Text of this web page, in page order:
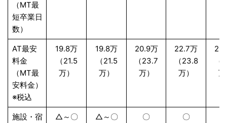
（MT最
短卒業日
数）
AT最安
料金
（MT最
安料金）
※税込
19.8万
（21.5
万）
19.8万
（21.5
万）
20.9万
（23.7
万）
22.7万
（23.8
万）
（
施設・宿
△～〇 △～〇 〇 〇